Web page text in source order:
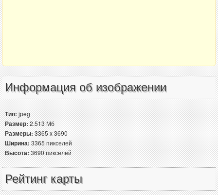
Информация об изображении
Тип:jpeg
Размер:2.513 Мб
Размеры:3365 x 3690
Ширина:3365 пикселей
Высота:3690 пикселей
Рейтинг карты